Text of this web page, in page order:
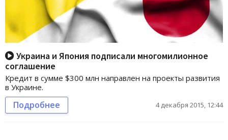
Украина и Япония подписали многомилионное
соглашение
Кредит в сумме $300 млн направлен на проекты развития
в Украине.
Подробнее 4 декабря 2015, 12:44